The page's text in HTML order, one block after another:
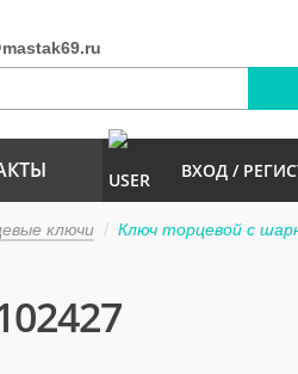
ключи Ключ торцевой с